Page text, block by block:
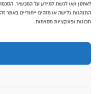
לאחסן ו/או לגשת למידע על המכשיר. הסכמה
התנהגות גלישה או מזהים ייחודיים באתר
תכונות ופונקציות מסוימות.